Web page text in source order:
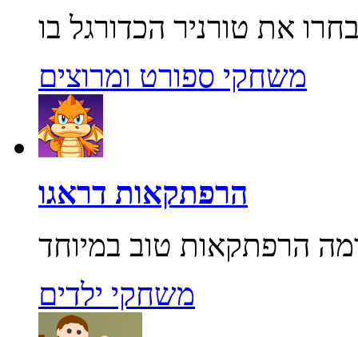
משחקי ספורט ומרוצים
הרפתקאות דראגו
משחקי ילדים